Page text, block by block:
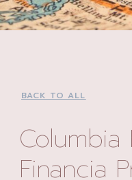
BACK TO ALL
Columbia
Financia